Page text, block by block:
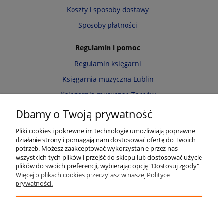
Koszty i sposoby dostawy
Sposoby płatności
Regulamin i pomoc
Regulamin księgarni
Księgarnia muzyczna Lublin
Księgarnia muzyczna Tarnów
Informacja o cookies
Zwroty i reklamacje
Moje konto
Twoje zamówienia
Dbamy o Twoją prywatność
Pliki cookies i pokrewne im technologie umożliwiają poprawne
działanie strony i pomagają nam dostosować ofertę do Twoich
potrzeb. Możesz zaakceptować wykorzystanie przez nas
wszystkich tych plików i przejść do sklepu lub dostosować użycie
plików do swoich preferencji, wybierając opcję "Dostosuj zgody".
Więcej o plikach cookies przeczytasz w naszej Polityce
prywatności.